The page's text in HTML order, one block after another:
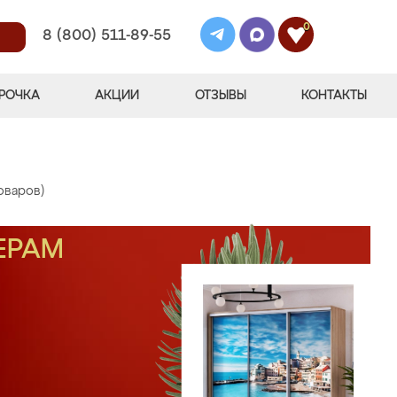
8 (800) 511-89-55
0
АКЦИИ ОТЗЫВЫ КОНТАКТЫ